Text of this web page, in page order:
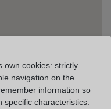
own cookies: strictly
navigation on the
information so
specific characteristics.